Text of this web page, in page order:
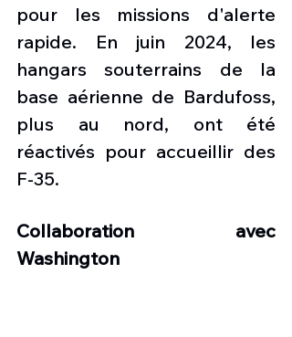
pour les missions d'alerte
rapide. En juin 2024, les
hangars souterrains de la
base aérienne de Bardufoss,
plus au nord, ont été
réactivés pour accueillir des
F-35.
Collaboration avec
Washington